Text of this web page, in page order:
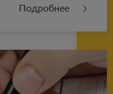
Подробнее